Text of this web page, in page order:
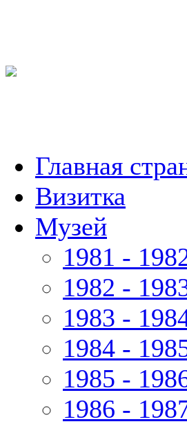
Главная
Визитка
Музей
1981 -
1982 -
1983 -
1984 -
1985 -
1986 -